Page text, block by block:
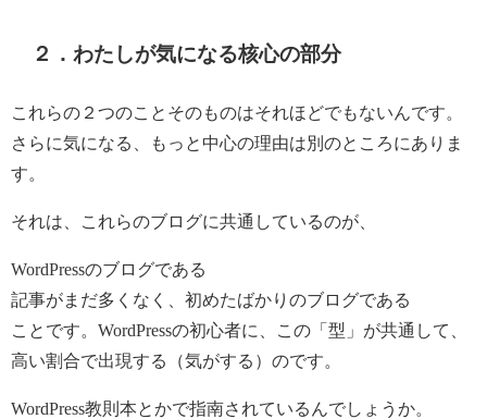
２．わたしが気になる核心の部分
これらの２つのことそのものはそれほどでもないんです。
さらに気になる、もっと中心の理由は別のところにありま
す。
それは、これらのブログに共通しているのが、
WordPressのブログである
記事がまだ多くなく、初めたばかりのブログである
ことです。WordPressの初心者に、この「型」が共通して、
高い割合で出現する（気がする）のです。
WordPress教則本とかで指南されているんでしょうか。